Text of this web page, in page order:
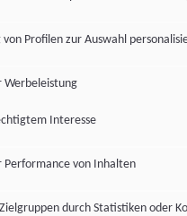
von Profilen zur Auswahl
Werbeleistung
Interesse
Performance von Inhalten
durch Statistiken oder